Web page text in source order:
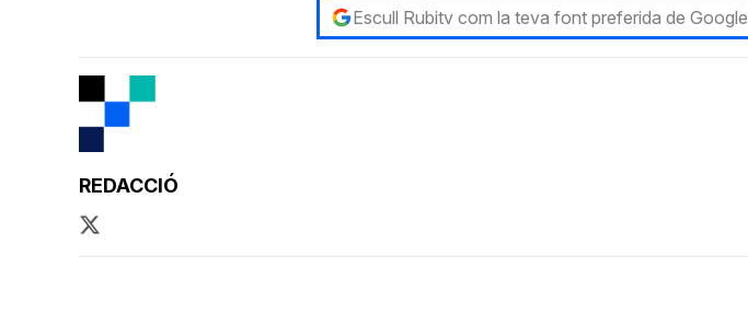
Escull Rubitv com la teva font preferida de Google
REDACCIÓ